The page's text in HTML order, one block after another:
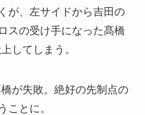
が、左サイドから吉田の
スの受け手になった髙橋
してしまう。
が失敗。絶好の先制点の
ことに。